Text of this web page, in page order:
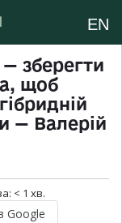
EN
зберегти
щоб
— Валерій
< 1 хв.
Google